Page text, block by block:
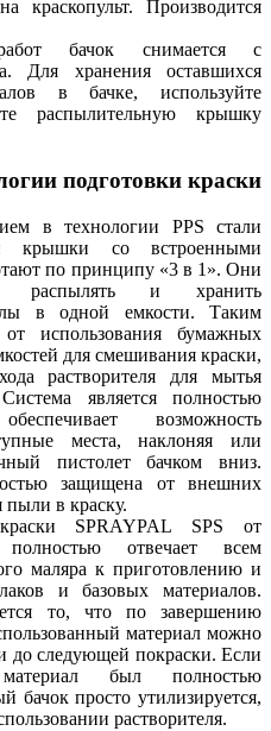
краскопульт. Производится
бачок снимается с
Для хранения оставшихся
в бачке, используйте
распылительную крышку
подготовки краски
в технологии PPS стали
крышки со встроенными
по принципу «3 в 1». Они
распылять и хранить
в одной емкости. Таким
использования бумажных
для смешивания краски,
растворителя для мытья
является полностью
возможность
места, наклоняя или
пистолет бачком вниз.
защищена от внешних
пыли в краску.
SPRAYPAL SPS от
отвечает всем
маляра к приготовлению и
и базовых материалов.
то, что по завершению
материал можно
до следующей покраски. Если
был полностью
бачок просто утилизируется,
растворителя.